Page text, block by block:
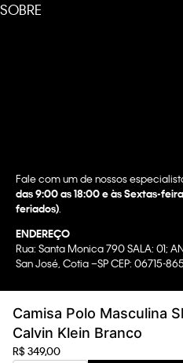
Camisa Polo Masculina
Calvin Klein Branco
R$349,00
SOBRE
Fale com um de nossos
das 9:00 as 18:00 e às Sextas-
feriados)
ENDEREÇO
Rua: Santa Monica 790 SALA: 01;
San José, Cotia –SP CEP: 06715-
WBR INDUSTRIA E COMERCIO DE
CNPJ 07.296.319/0058-90